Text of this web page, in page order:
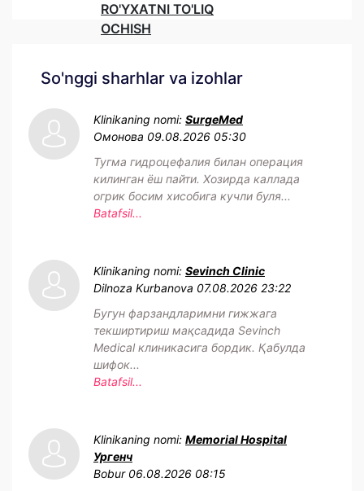
RO'YXATNI TO'LIQ
OCHISH
So'nggi sharhlar va izohlar
Klinikaning nomi: SurgeMed
Омонова 09.08.2026 05:30
Тугма гидроцефалия билан операция
килинган ёш пайти. Хозирда каллада
огрик босим хисобига кучли буля...
Batafsil...
Klinikaning nomi: Sevinch Clinic
Dilnoza Kurbanova 07.08.2026 23:22
Бугун фарзандларимни гижжага
текширтириш мақсадида Sevinch
Medical клиникасига бордик. Қабулда
шифок...
Batafsil...
Klinikaning nomi: Memorial Hospital
Ургенч
Bobur 06.08.2026 08:15